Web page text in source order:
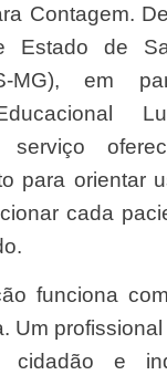
Contagem.
Estado de
MG), em
para orientar
cada
Um
e